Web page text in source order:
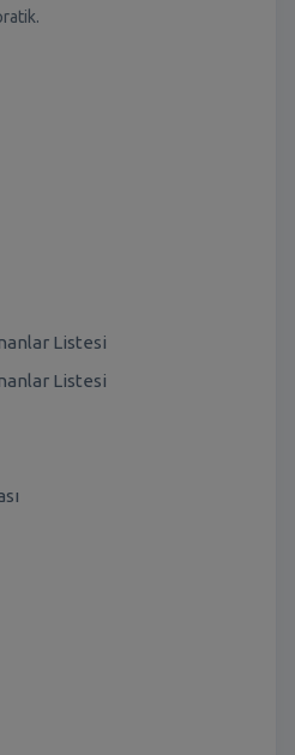
Listesi
Listesi